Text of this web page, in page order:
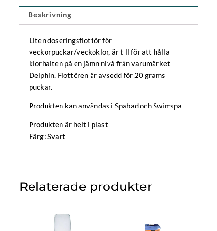
mängd
Beskrivning
Liten doseringsflottör för
veckorpuckar/veckoklor, är till för att hålla
klorhalten på en jämn nivå från varumärket
Delphin. Flottören är avsedd för 20 grams
puckar.
Produkten kan användas i Spabad och Swimspa.
Produkten är helt i plast
Färg: Svart
Relaterade produkter